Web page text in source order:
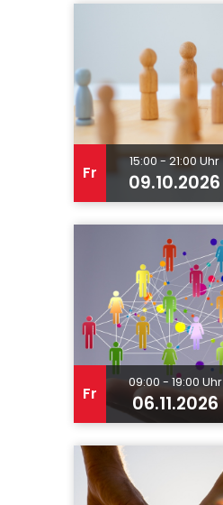
Fr
15:00 - 21:00 Uhr
09.10.2026
Fr
09:00 - 19:00 Uhr
06.11.2026